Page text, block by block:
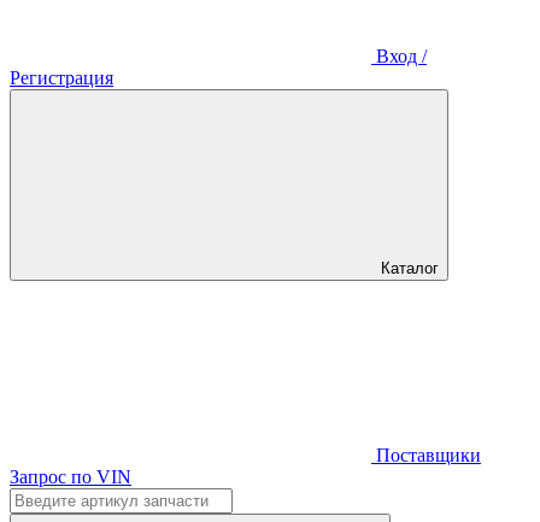
Вход /
Регистрация
Каталог
Поставщики
Запрос по VIN